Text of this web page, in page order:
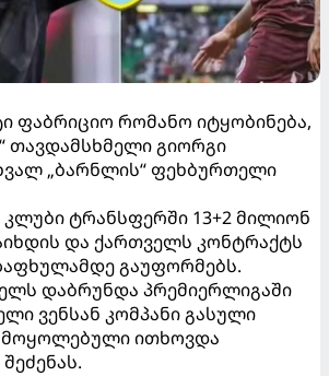
ფაბრიციო რომანო იტყობინება,
თავდამსხმელი გიორგი
„ბარნლის“ ფეხბურთელი
ტრანსფერში 13+2 მილიონ
და ქართველს კონტრაქტს
გაუფორმებს.
დაბრუნდა პრემიერლიგაში
ვენსან კომპანი გასული
მოყოლებული ითხოვდა